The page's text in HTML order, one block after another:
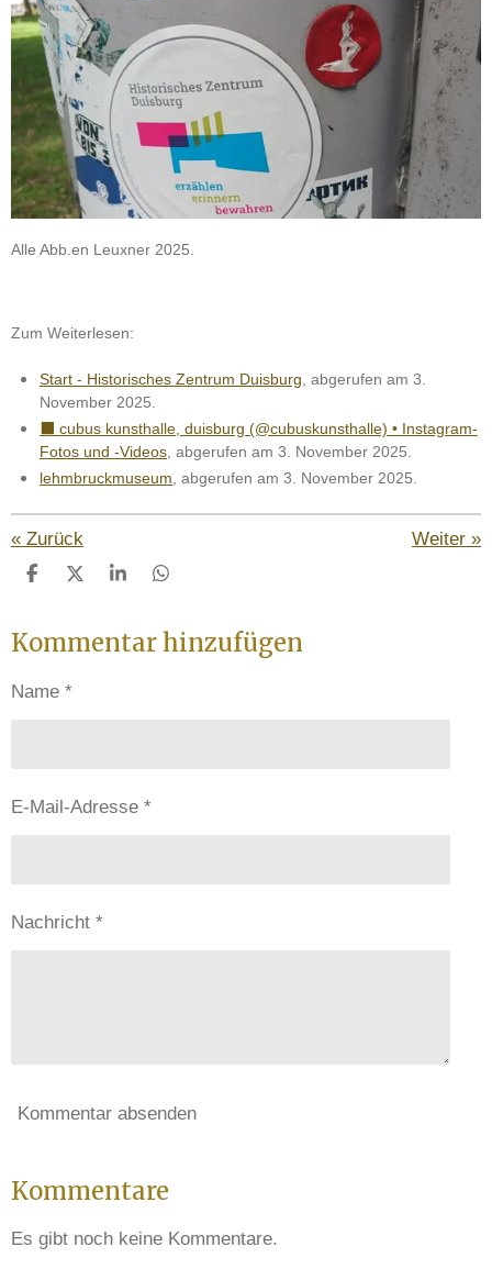
Alle Abb.en Leuxner 2025.
Zum Weiterlesen:
Start - Historisches Zentrum Duisburg , abgerufen am 3.
November 2025.
⬛️ cubus kunsthalle, duisburg (@cubuskunsthalle) • Instagram-
Fotos und -Videos , abgerufen am 3. November 2025.
lehmbruckmuseum , abgerufen am 3. November 2025.
« Zurück Weiter »
T
l
T
l
T
l
T
Kommentar hinzufügen
Name *
E-Mail-Adresse *
Nachricht *
Kommentar absenden
Kommentare
Es gibt noch keine Kommentare.